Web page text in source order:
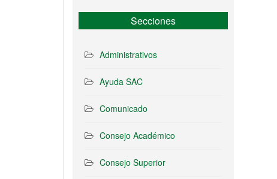
Secciones
Administrativos
Ayuda SAC
Comunicado
Consejo Académico
Consejo Superior